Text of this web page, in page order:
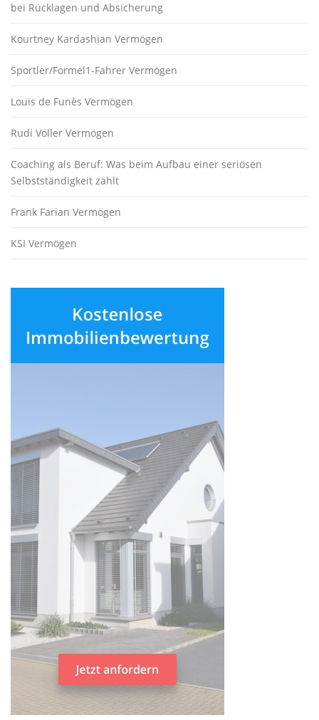
bei Rücklagen und Absicherung
Kourtney Kardashian Vermögen
Sportler/Formel1-Fahrer Vermögen
Louis de Funès Vermögen
Rudi Völler Vermögen
Coaching als Beruf: Was beim Aufbau einer seriösen
Selbstständigkeit zählt
Frank Farian Vermögen
KSI Vermögen